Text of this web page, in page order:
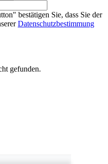
bestätigen Sie, dass Sie der
Datenschutzbestimmung
gefunden.